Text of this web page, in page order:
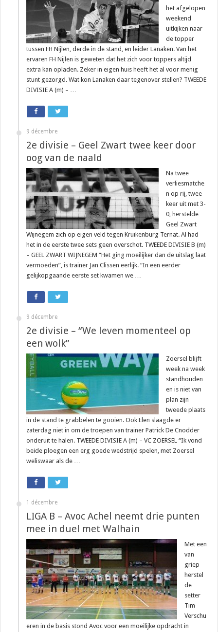
het afgelopen
weekend
uitkijken naar
de topper
tussen FH Nijlen, derde in de stand, en leider Lanaken. Van het
ervaren FH Nijlen is geweten dat het zich voor toppers altijd
extra kan opladen. Zeker in eigen huis heeft het al voor menig
stunt gezorgd. Wat kon Lanaken daar tegenover stellen? TWEEDE
DIVISIE A (m) – …
9 décembre
2e divisie – Geel Zwart twee keer door
oog van de naald
Na twee
verliesmatche
n op rij, twee
keer uit met 3-
0, herstelde
Geel Zwart
Wijnegem zich op eigen veld tegen Kruikenburg Ternat. Al had
het in de eerste twee sets geen overschot. TWEEDE DIVISIE B (m)
– GEEL ZWART WIJNEGEM “Het ging moeilijker dan de uitslag laat
vermoeden”, is trainer Jan Clissen eerlijk. “In een eerder
gelijkopgaande eerste set kwamen we …
9 décembre
2e divisie – “We leven momenteel op
een wolk”
Zoersel blijft
week na week
standhouden
en is niet van
plan zijn
tweede plaats
in de stand te grabbelen te gooien. Ook Elen slaagde er
zaterdag niet in om de troepen van trainer Patrick De Cnodder
onderuit te halen. TWEEDE DIVISIE A (m) – VC ZOERSEL “Ik vond
beide ploegen een erg goede wedstrijd spelen, met Zoersel
weliswaar als de …
1 décembre
LIGA B – Avoc Achel neemt drie punten
mee in duel met Walhain
Met een
van
griep
herstel
de
setter
Tim
Verschu
eren in de basis stond Avoc voor een moeilijke opdracht in